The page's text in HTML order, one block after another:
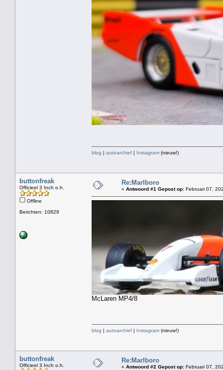
blog | autoarchief | Instagram (nieuw!)
buttonfreak
Officieel 3 Inch o.h.
Offline
Berichten: 10829
Re:Marlboro
« Antwoord #1 Gepost op: Februari 07,
McLaren MP4/8
blog | autoarchief | Instagram (nieuw!)
buttonfreak
Officieel 3 Inch o.h.
Re:Marlboro
« Antwoord #2 Gepost op: Februari 07,